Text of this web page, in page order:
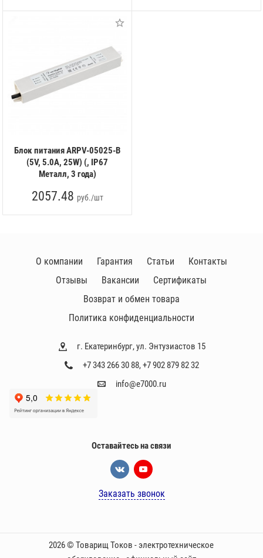
Блок питания ARPV-05025-B
(5V, 5.0A, 25W) (, IP67
Металл, 3 года)
2057.48 руб./шт
г. Екатеринбург, ул. Энтузиастов 15
+7 343 266 30 88,+7 902 879 82 32
info@e7000.ru
О компании Гарантия Статьи
Контакты
Отзывы
Вакансии
Сертификаты
Возврат и обмен товара
Политика конфиденциальности
Оставайтесь на связи
Заказать звонок
2026 © Товарищ Токов - электротехническое